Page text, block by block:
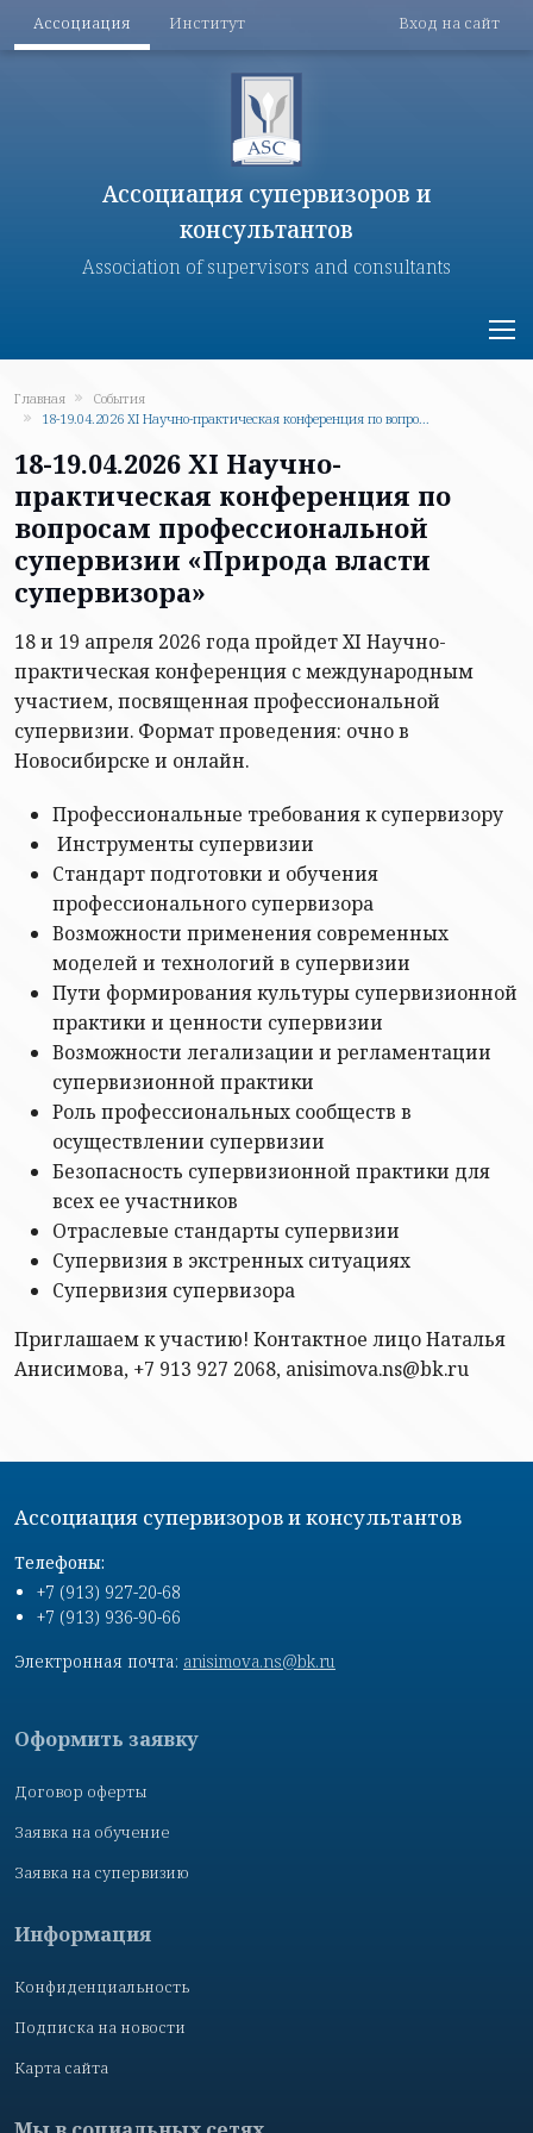
Перейти к основному содержанию
Меню разделов
Ассоциация Институт Меню
Вход на сайт
Ассоциация супервизоров и
консультантов
Association of supervisors and consultants
Главная
События
18-19.04.2026 XI Научно-практическая конференция по вопро...
18-19.04.2026 XI Научно-
практическая конференция по
вопросам профессиональной
супервизии «Природа власти
супервизора»
18 и 19 апреля 2026 года пройдет XI Научно-
практическая конференция с международным
участием, посвященная профессиональной
супервизии. Формат проведения: очно в
Новосибирске и онлайн.
Профессиональные требования к супервизору
Инструменты супервизии
Стандарт подготовки и обучения
профессионального супервизора
Возможности применения современных
моделей и технологий в супервизии
Пути формирования культуры супервизионной
практики и ценности супервизии
Возможности легализации и регламентации
супервизионной практики
Роль профессиональных сообществ в
осуществлении супервизии
Безопасность супервизионной практики для
всех ее участников
Отраслевые стандарты супервизии
Супервизия в экстренных ситуациях
Супервизия супервизора
Приглашаем к участию! Контактное лицо Наталья
Анисимова, +7 913 927 2068, anisimova.ns@bk.ru
Ассоциация супервизоров и консультантов
Телефоны:
+7 (913) 927-20-68
+7 (913) 936-90-66
Электронная почта: anisimova.ns@bk.ru
Оформить заявку
Договор оферты
Заявка на обучение
Заявка на супервизию
Информация
Конфиденциальность
Подписка на новости
Карта сайта